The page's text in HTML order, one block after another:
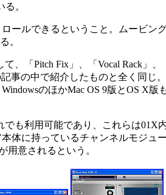
。
ルできるということ。ムービン
。
「Pitch Fix」、「Vocal Rack」、
記事の中で紹介したものと全く同
のほかMac OS 9版とOS X版
も利用可能であり、これらは01X
体に持っているチャンネルモジ
用意されるという。